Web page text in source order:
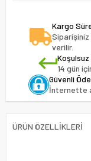
Kargo
Siparişiniz
verilir.
14 gün
Güvenli
İnternette
ÜRÜN ÖZELLIKLERI